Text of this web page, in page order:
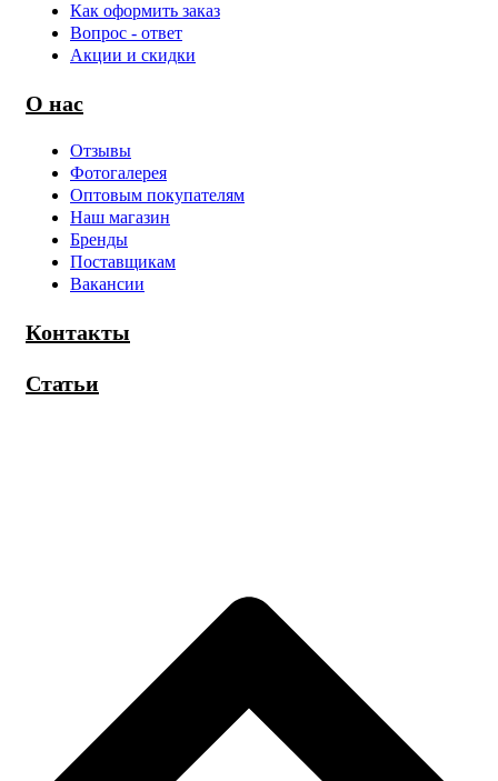
Как оформить заказ
Вопрос - ответ
Акции и скидки
О нас
Отзывы
Фотогалерея
Оптовым покупателям
Наш магазин
Бренды
Поставщикам
Вакансии
Контакты
Статьи